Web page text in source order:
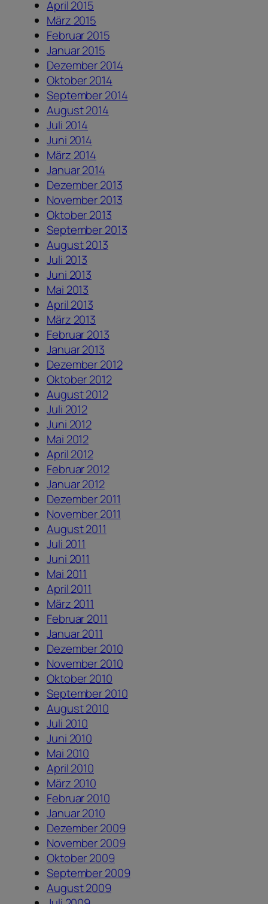
April 2015
März 2015
Februar 2015
Januar 2015
Dezember 2014
Oktober 2014
September 2014
August 2014
Juli 2014
Juni 2014
März 2014
Januar 2014
Dezember 2013
November 2013
Oktober 2013
September 2013
August 2013
Juli 2013
Juni 2013
Mai 2013
April 2013
März 2013
Februar 2013
Januar 2013
Dezember 2012
Oktober 2012
August 2012
Juli 2012
Juni 2012
Mai 2012
April 2012
Februar 2012
Januar 2012
Dezember 2011
November 2011
August 2011
Juli 2011
Juni 2011
Mai 2011
April 2011
März 2011
Februar 2011
Januar 2011
Dezember 2010
November 2010
Oktober 2010
September 2010
August 2010
Juli 2010
Juni 2010
Mai 2010
April 2010
März 2010
Februar 2010
Januar 2010
Dezember 2009
November 2009
Oktober 2009
September 2009
August 2009